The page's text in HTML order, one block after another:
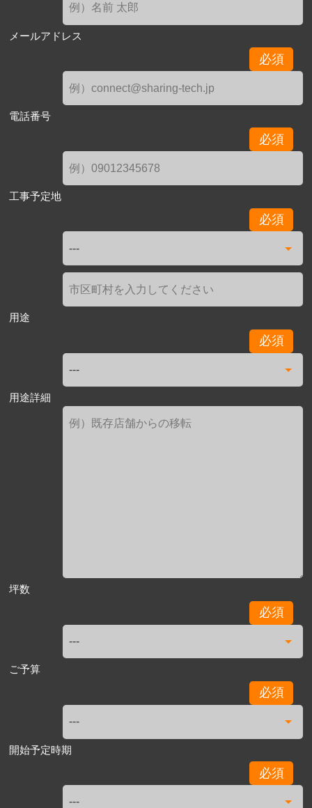
メールアドレス
必須
電話番号
必須
工事予定地
必須
用途
必須
用途詳細
坪数
必須
ご予算
必須
開始予定時期
必須